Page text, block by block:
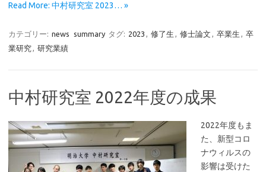
Read More: 中村研究室 2023… »
カテゴリー: news summary タグ: 2023 , 修了生 , 修士論文 , 卒業生 , 卒
業研究, 研究業績
中村研究室 2022年度の成果
2022年度もま
た、新型コロ
ナウィルスの
影響は受けた